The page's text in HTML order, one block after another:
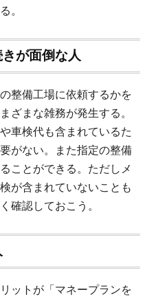
。
が面倒な人
整備工場に依頼するかを
ざまな雑務が発生する。
車検代も含まれているた
がない。また指定の整備
ことができる。ただしメ
が含まれていないことも
確認しておこう。
ットが「マネープランを